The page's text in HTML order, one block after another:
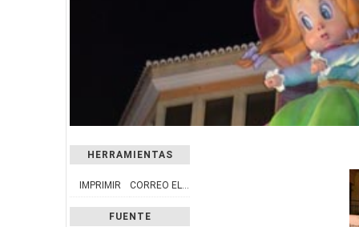
HERRAMIENTAS
IMPRIMIR CORREO ELECTRÓNICO
FUENTE